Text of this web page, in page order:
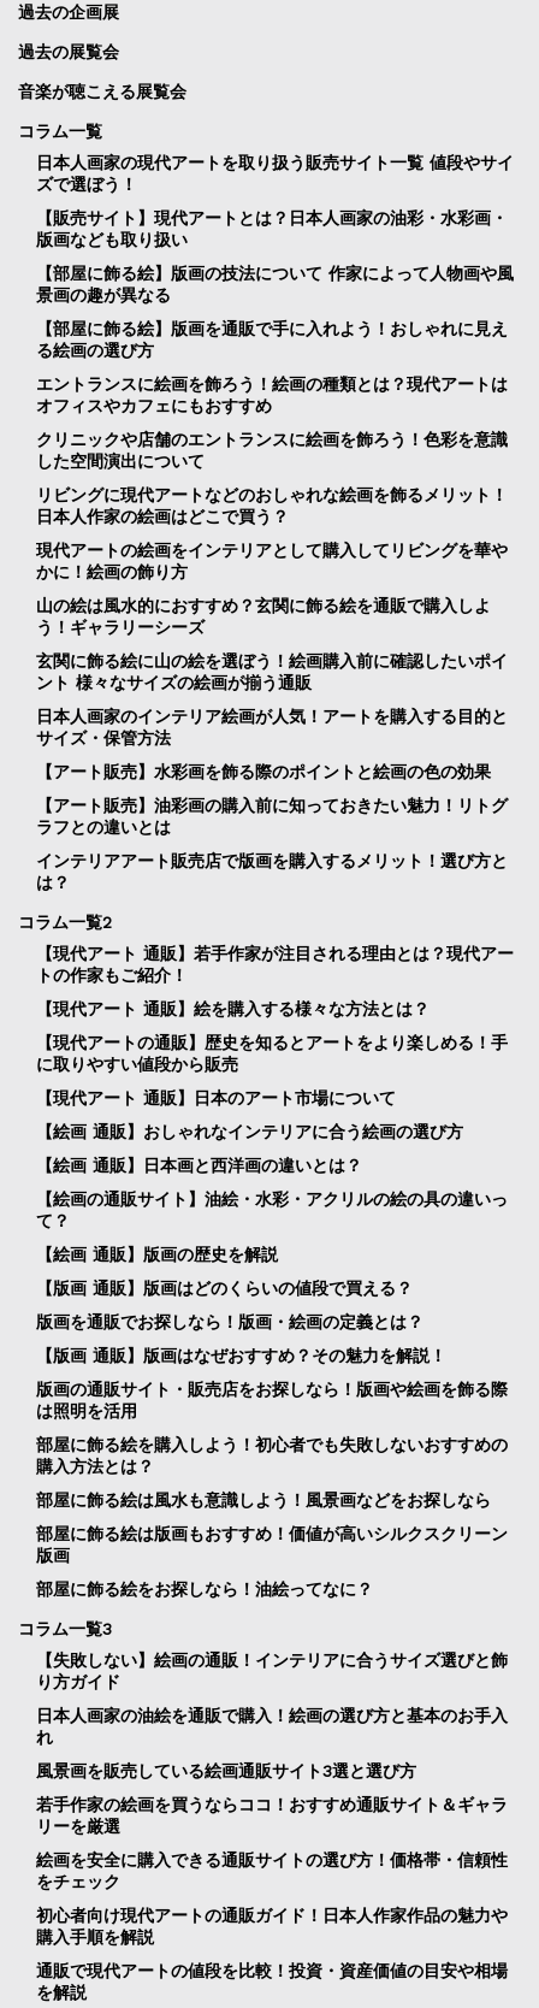
過去の企画展
過去の展覧会
音楽が聴こえる展覧会
コラム一覧
日本人画家の現代アートを取り扱う販売サイト一覧 値段やサイ
ズで選ぼう！
【販売サイト】現代アートとは？日本人画家の油彩・水彩画・
版画なども取り扱い
【部屋に飾る絵】版画の技法について 作家によって人物画や風
景画の趣が異なる
【部屋に飾る絵】版画を通販で手に入れよう！おしゃれに見え
る絵画の選び方
エントランスに絵画を飾ろう！絵画の種類とは？現代アートは
オフィスやカフェにもおすすめ
クリニックや店舗のエントランスに絵画を飾ろう！色彩を意識
した空間演出について
リビングに現代アートなどのおしゃれな絵画を飾るメリット！
日本人作家の絵画はどこで買う？
現代アートの絵画をインテリアとして購入してリビングを華や
かに！絵画の飾り方
山の絵は風水的におすすめ？玄関に飾る絵を通販で購入しよ
う！ギャラリーシーズ
玄関に飾る絵に山の絵を選ぼう！絵画購入前に確認したいポイ
ント 様々なサイズの絵画が揃う通販
日本人画家のインテリア絵画が人気！アートを購入する目的と
サイズ・保管方法
【アート販売】水彩画を飾る際のポイントと絵画の色の効果
【アート販売】油彩画の購入前に知っておきたい魅力！リトグ
ラフとの違いとは
インテリアアート販売店で版画を購入するメリット！選び方と
は？
コラム一覧2
【現代アート 通販】若手作家が注目される理由とは？現代アー
トの作家もご紹介！
【現代アート 通販】絵を購入する様々な方法とは？
【現代アートの通販】歴史を知るとアートをより楽しめる！手
に取りやすい値段から販売
【現代アート 通販】日本のアート市場について
【絵画 通販】おしゃれなインテリアに合う絵画の選び方
【絵画 通販】日本画と西洋画の違いとは？
【絵画の通販サイト】油絵・水彩・アクリルの絵の具の違いっ
て？
【絵画 通販】版画の歴史を解説
【版画 通販】版画はどのくらいの値段で買える？
版画を通販でお探しなら！版画・絵画の定義とは？
【版画 通販】版画はなぜおすすめ？その魅力を解説！
版画の通販サイト・販売店をお探しなら！版画や絵画を飾る際
は照明を活用
部屋に飾る絵を購入しよう！初心者でも失敗しないおすすめの
購入方法とは？
部屋に飾る絵は風水も意識しよう！風景画などをお探しなら
部屋に飾る絵は版画もおすすめ！価値が高いシルクスクリーン
版画
部屋に飾る絵をお探しなら！油絵ってなに？
コラム一覧3
【失敗しない】絵画の通販！インテリアに合うサイズ選びと飾
り方ガイド
日本人画家の油絵を通販で購入！絵画の選び方と基本のお手入
れ
風景画を販売している絵画通販サイト3選と選び方
若手作家の絵画を買うならココ！おすすめ通販サイト＆ギャラ
リーを厳選
絵画を安全に購入できる通販サイトの選び方！価格帯・信頼性
をチェック
初心者向け現代アートの通販ガイド！日本人作家作品の魅力や
購入手順を解説
通販で現代アートの値段を比較！投資・資産価値の目安や相場
を解説